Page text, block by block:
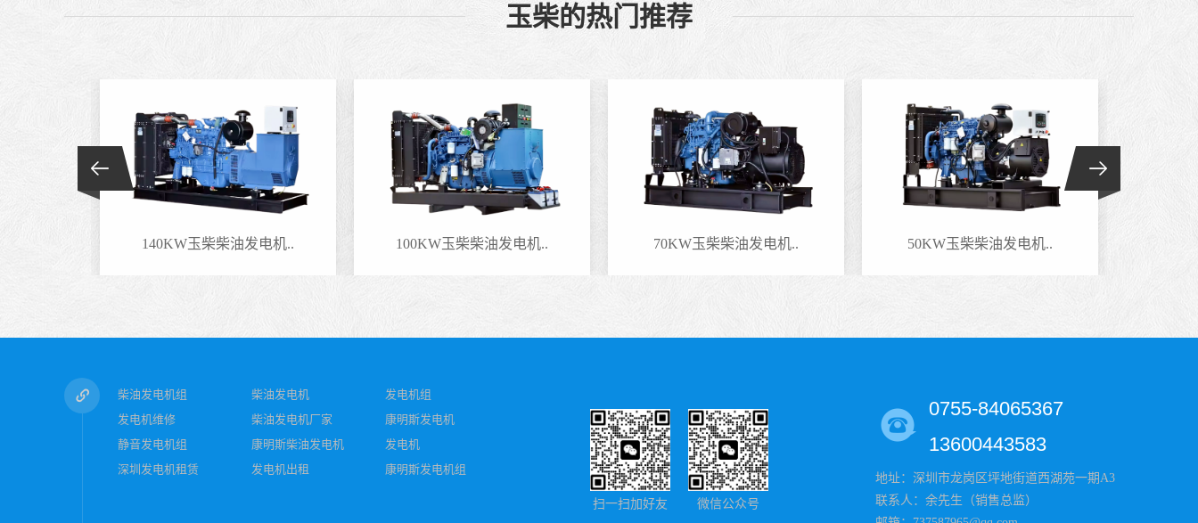
玉柴的热门推荐
140KW玉柴柴油发电机.. 100KW玉柴柴油发电机.. 70KW玉柴柴油发电机.. 50KW玉柴柴油发电机..
柴油发电机组 柴油发电机
发电机组
发电机维修
柴油发电机厂家
康明斯发电机
静音发电机组
康明斯柴油发电机
发电机
深圳发电机租赁
发电机出租 康明斯发电机组
扫一扫加好友 微信公众号
0755-84065367
13600443583
地址：深圳市龙岗区坪地街道西湖苑一期A3
联系人：余先生（销售总监）